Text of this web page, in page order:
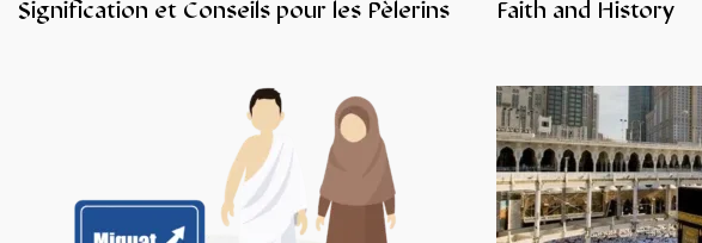
Signification et Conseils pour les Pèlerins
Faith and History